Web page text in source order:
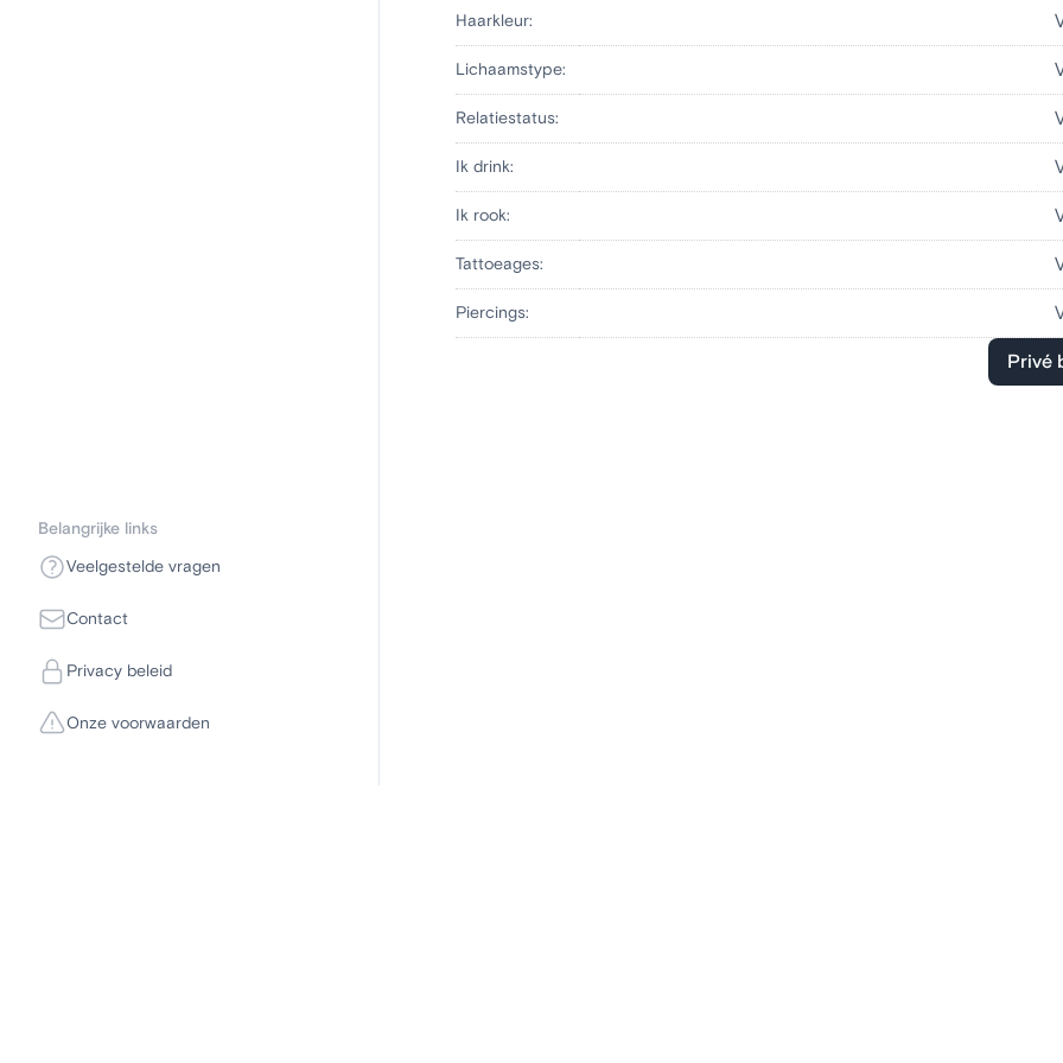
Belangrijke links
Veelgestelde vragen
Contact
Privacy beleid
Onze voorwaarden
Haarkleur:
Lichaamstype:
Relatiestatus:
Ik drink:
Ik rook:
Tattoeages:
Piercings:
Privé